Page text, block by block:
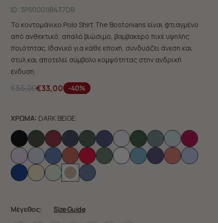
ID: 3PS0001|B437DB
Το κοντομάνικο Polo Shirt The Bostonians είναι φτιαγμένο
από ανθεκτικό, απαλό βιώσιμο, βαμβακερό πικέ υψηλής
ποιότητας. Ιδανικό για κάθε εποχή, συνδυάζει άνεση και
στυλ και αποτελεί σύμβολο κομψότητας στην ανδρική
ένδυση.
€55,00€33,00 -40%
ΧΡΩΜΑ: DARK BEIGE
Μέγεθος: Size Guide